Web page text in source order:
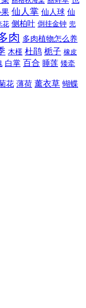
果 仙人掌 仙人球 仙
花 侧柏叶 倒挂金钟 兜
肉 多肉植物怎么养
木槿 杜鹃 栀子 橡皮
白掌 百合 睡莲 矮牵
花 薄荷 薰衣草 蝴蝶